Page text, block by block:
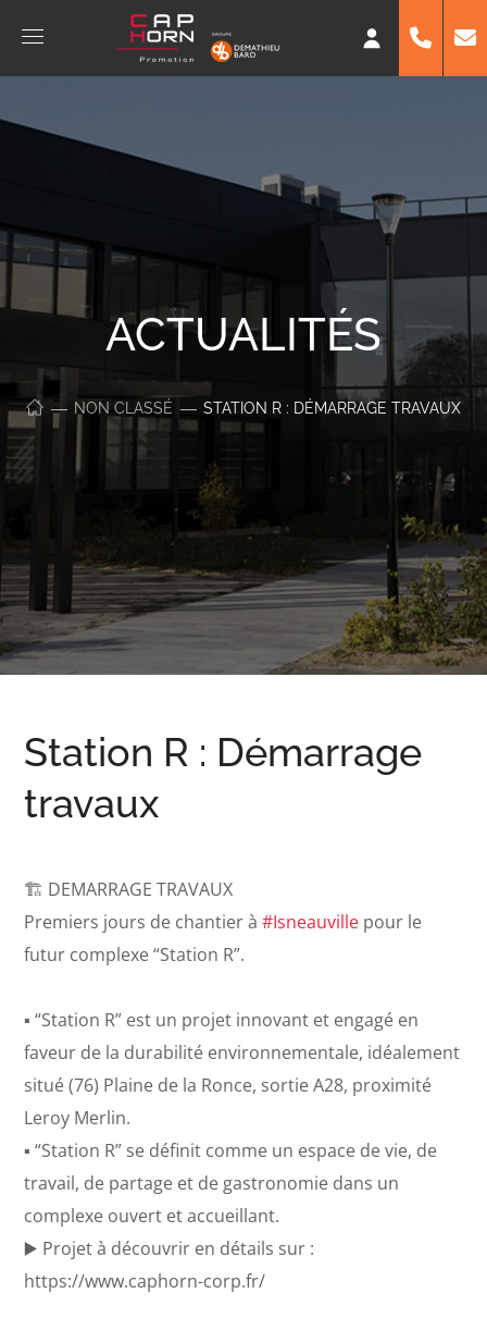
ACTUALITÉS
NON CLASSÉ STATION R : DÉMARRAGE TRAVAUX
Station R : Démarrage
travaux
🏗️ DEMARRAGE TRAVAUX
Premiers jours de chantier à #Isneauville pour le
futur complexe “Station R”.
▪️ “Station R” est un projet innovant et engagé en
faveur de la durabilité environnementale, idéalement
situé (76) Plaine de la Ronce, sortie A28, proximité
Leroy Merlin.
▪️ “Station R” se définit comme un espace de vie, de
travail, de partage et de gastronomie dans un
complexe ouvert et accueillant.
▶️ Projet à découvrir en détails sur :
https://www.caphorn-corp.fr/